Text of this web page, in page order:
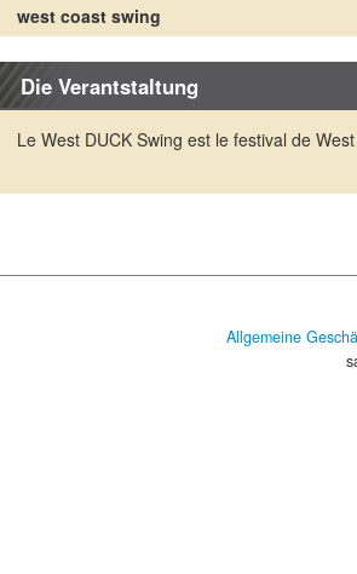
west coast swing
Die Verantstaltung
Le West DUCK Swing est le festival de
Allgemeine